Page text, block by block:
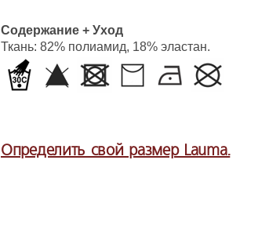
Содержание + Уход
Ткань: 82% полиамид, 18% эластан.
Определить свой размер Lauma.